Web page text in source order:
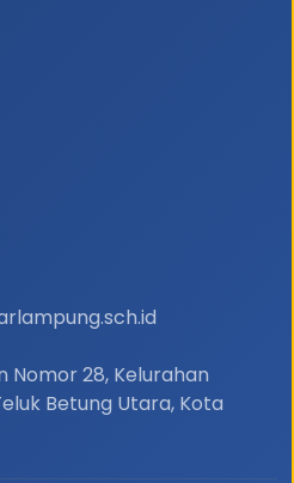
Nomor 28, Kelurahan
Betung Utara, Kota